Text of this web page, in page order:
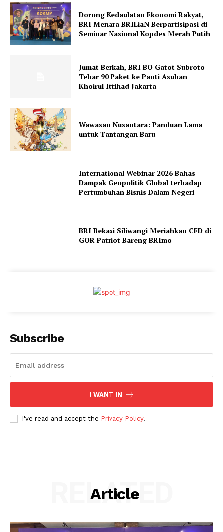
Dorong Kedaulatan Ekonomi Rakyat,
BRI Menara BRILiaN Berpartisipasi di
Seminar Nasional Kopdes Merah Putih
Jumat Berkah, BRI BO Gatot Subroto
Tebar 90 Paket ke Panti Asuhan
Khoirul Ittihad Jakarta
Wawasan Nusantara: Panduan Lama
untuk Tantangan Baru
International Webinar 2026 Bahas
Dampak Geopolitik Global terhadap
Pertumbuhan Bisnis Dalam Negeri
BRI Bekasi Siliwangi Meriahkan CFD di
GOR Patriot Bareng BRImo
Subscribe
I WANT IN
I've read and accept the Privacy Policy.
Article
RELATED